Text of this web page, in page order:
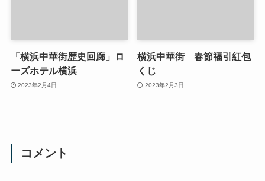
「横浜中華街歴史回廊」ロ
ーズホテル横浜
2023年2月4日
横浜中華街 春節福引紅包
くじ
2023年2月3日
コメント